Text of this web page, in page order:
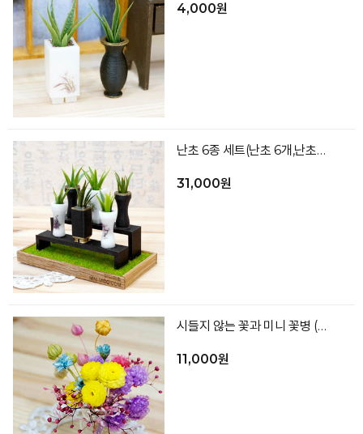
4,000원
난초 6종 세트(난초 6개,난초선반2,바닥1 색상랜덤)
31,000원
시들지 않는 꽃과 미니 꽃병 (프리저브드)
11,000원